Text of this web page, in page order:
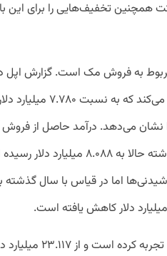
تخفیف‌هایی را برای این
به فروش مک است. گزارش اپل
مک در این سه ماهه ۸.۹۸۷ میلیارد دلار گزارش می‌کند
رشد بیش از ۱۵.۵ درصدی را نشان می‌دهد. درآمد حاصل از
نیز از ۷.۰۲۳ میلیارد دلار در دوره مشابه سال گذشته حالا به ۸.۰۸۸
درآمد پوشیدنی‌ها اما در قیاس با سال گذشته
درآمد بخش خدماتی اما رشد ۳ میلیارد دلاری